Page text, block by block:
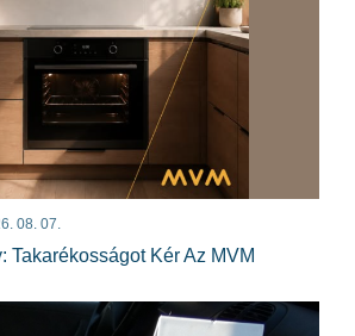
08. 07.
Takarékosságot Kér Az MVM